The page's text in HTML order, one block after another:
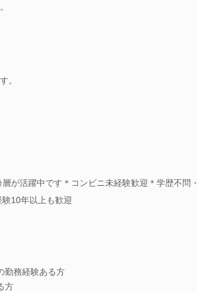
。
が活躍中です＊コンビニ未経験歓迎＊学歴不問・
10年以上も歓迎
勤務経験ある方
方